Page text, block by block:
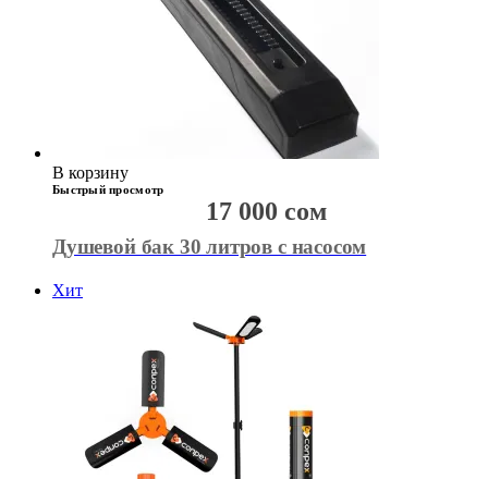
В корзину
Быстрый просмотр
Душевой бак 30 литров с насосом
17 000 сом
Хит